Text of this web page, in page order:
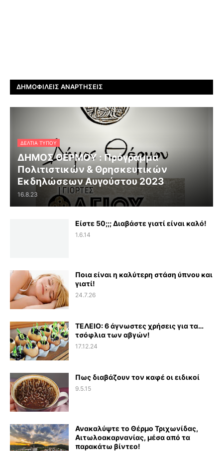
ΔΗΜΟΦΙΛΕΊΣ ΑΝΑΡΤΉΣΕΙΣ
ΔΕΛΤΊΑ ΤΎΠΟΥ
ΔΗΜΟΣ ΘΕΡΜΟΥ : Πρόγραμμα
Πολιτιστικών & Θρησκευτικών
Εκδηλώσεων Αυγούστου 2023
16.8.23
Είστε 50;;; Διαβάστε γιατί είναι καλό!
1.6.14
Ποια είναι η καλύτερη στάση ύπνου και
γιατί!
24.7.26
ΤΕΛΕΙΟ: 6 άγνωστες χρήσεις για τα…
τσόφλια των αβγών!
17.12.24
Πως διαβάζουν τον καφέ οι ειδικοί
9.5.15
Ανακαλύψτε το Θέρμο Τριχωνίδας,
Αιτωλοακαρνανίας, μέσα από τα
παρακάτω βίντεο!